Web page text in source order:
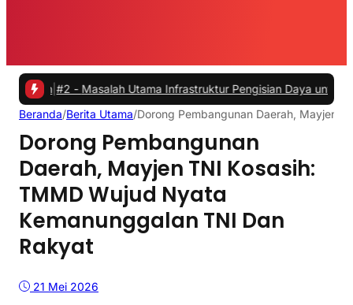
#2 - Masalah Utama Infrastruktur Pengisian Daya untuk Mobil
Beranda/Berita Utama/Dorong Pembangunan Daerah, Mayjen
Dorong Pembangunan
Daerah, Mayjen TNI Kosasih:
TMMD Wujud Nyata
Kemanunggalan TNI Dan
Rakyat
21 Mei 2026